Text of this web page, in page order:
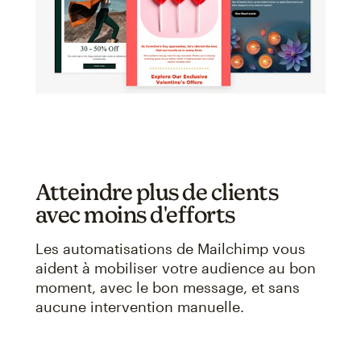
Atteindre plus de clients
avec moins d'efforts
Les automatisations de Mailchimp vous
aident à mobiliser votre audience au bon
moment, avec le bon message, et sans
aucune intervention manuelle.